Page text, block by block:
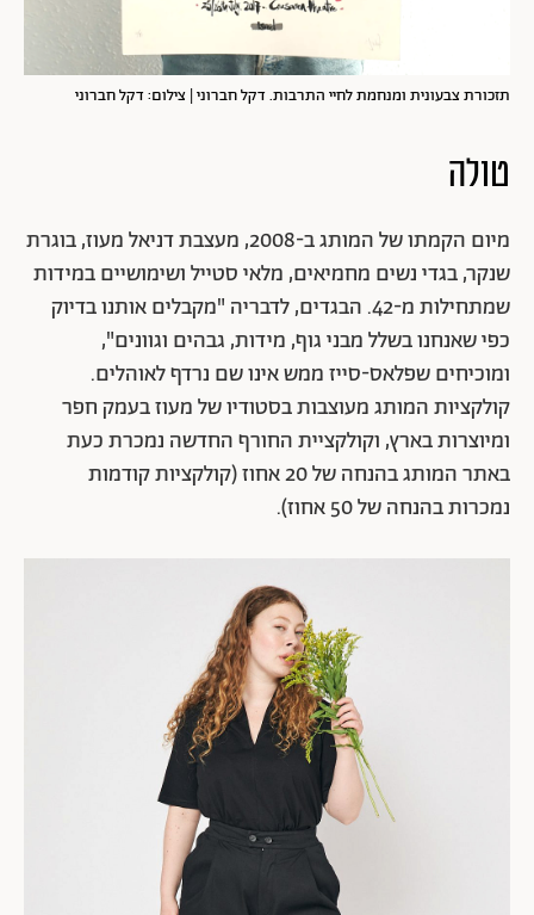
תזכורת צבעונית ומנחמת לחיי התרבות. דקל חברוני | צילום: דקל חברוני
טולה
מיום הקמתו של המותג ב-2008, מעצבת דניאל מעוז, בוגרת
שנקר, בגדי נשים מחמיאים, מלאי סטייל ושימושיים במידות
שמתחילות מ-42. הבגדים, לדבריה "מקבלים אותנו בדיוק
כפי שאנחנו בשלל מבני גוף, מידות, גבהים וגוונים",
ומוכיחים שפלאס-סייז ממש אינו שם נרדף לאוהלים.
קולקציות המותג מעוצבות בסטודיו של מעוז בעמק חפר
ומיוצרות בארץ, וקולקציית החורף החדשה נמכרת כעת
באתר המותג בהנחה של 20 אחוז (קולקציות קודמות
נמכרות בהנחה של 50 אחוז).